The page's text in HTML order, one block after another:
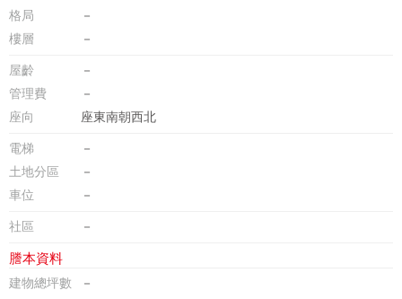
格局
－
樓層
－
屋齡
－
管理費
－
座向
座東南朝西北
電梯
－
土地分區
－
車位
－
社區 －
謄本資料
建物總坪數
－